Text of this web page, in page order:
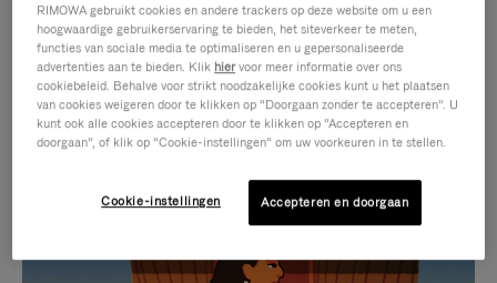
IS
GELUID
RIMOWA gebruikt cookies en andere trackers op deze website om u een
hoogwaardige gebruikerservaring te bieden, het siteverkeer te meten,
functies van sociale media te optimaliseren en u gepersonaliseerde
advertenties aan te bieden. Klik hiervoor meer informatie over ons
cookiebeleid. Behalve voor strikt noodzakelijke cookies kunt u het plaatsen
van cookies weigeren door te klikken op “Doorgaan zonder te accepteren”. U
kunt ook alle cookies accepteren door te klikken op “Accepteren en
doorgaan”, of klik op “Cookie-instellingen” om uw voorkeuren in te stellen.
Cookie-instellingen Accepteren en doorgaan